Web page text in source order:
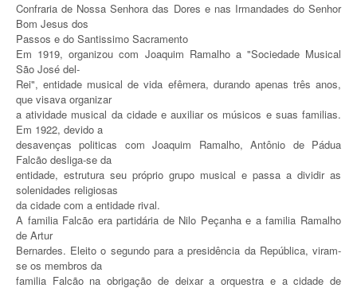
Confraria de Nossa Senhora das Dores e nas Irmandades do Senhor
Bom Jesus dos
Passos e do Santissimo Sacramento
Em 1919, organizou com Joaquim Ramalho a "Sociedade Musical
São José del-
Rei", entidade musical de vida efêmera, durando apenas três anos,
que visava organizar
a atividade musical da cidade e auxiliar os músicos e suas familias.
Em 1922, devido a
desavenças politicas com Joaquim Ramalho, Antônio de Pádua
Falcão desliga-se da
entidade, estrutura seu próprio grupo musical e passa a dividir as
solenidades religiosas
da cidade com a entidade rival.
A familia Falcão era partidária de Nilo Peçanha e a familia Ramalho
de Artur
Bernardes. Eleito o segundo para a presidência da República, viram-
se os membros da
familia Falcão na obrigação de deixar a orquestra e a cidade de